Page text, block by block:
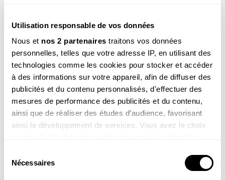
Utilisation responsable de vos données
Nous et nos 2 partenaires traitons vos données
personnelles, telles que votre adresse IP, en utilisant des
technologies comme les cookies pour stocker et accéder
à des informations sur votre appareil, afin de diffuser des
publicités et du contenu personnalisés, d'effectuer des
mesures de performance des publicités et du contenu,
ainsi que de réaliser des études d’audience, favorisant
ainsi le développement de services. Vous avez le choix
tout moment en consultant la Déclaration relative aux
cookies ou en cliquant sur l'icône de confidentialité.
Nécessaires
NOS 3 REVUES
REVUE SALAMANDRE
Plongez au coeur d'une nature insolite près de chez
vous
Découvrir la revue